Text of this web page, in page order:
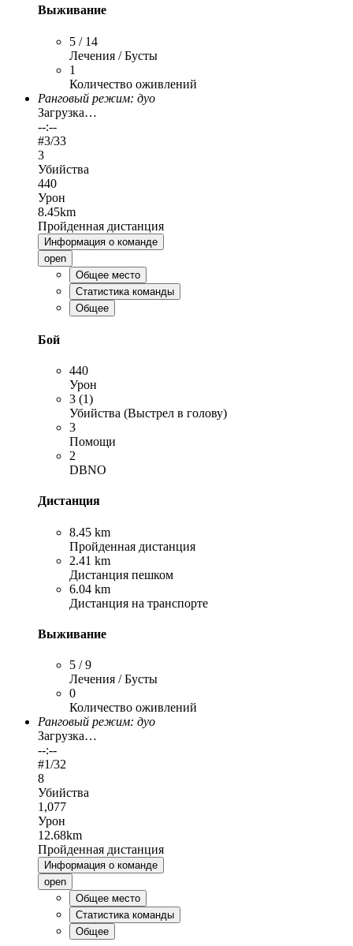
Выживание
5 / 14
Лечения / Бусты
1
Количество оживлений
Ранговый режим: дуо
Загрузка…
--:--
#3/33
3
Убийства
440
Урон
8.45km
Пройденная дистанция
Информация о команде
open
Общее место
Статистика команды
Общее
Бой
440
Урон
3 (1)
Убийства (Выстрел в голову)
3
Помощи
2
DBNO
Дистанция
8.45 km
Пройденная дистанция
2.41 km
Дистанция пешком
6.04 km
Дистанция на транспорте
Выживание
5 / 9
Лечения / Бусты
0
Количество оживлений
Ранговый режим: дуо
Загрузка…
--:--
#1/32
8
Убийства
1,077
Урон
12.68km
Пройденная дистанция
Информация о команде
open
Общее место
Статистика команды
Общее